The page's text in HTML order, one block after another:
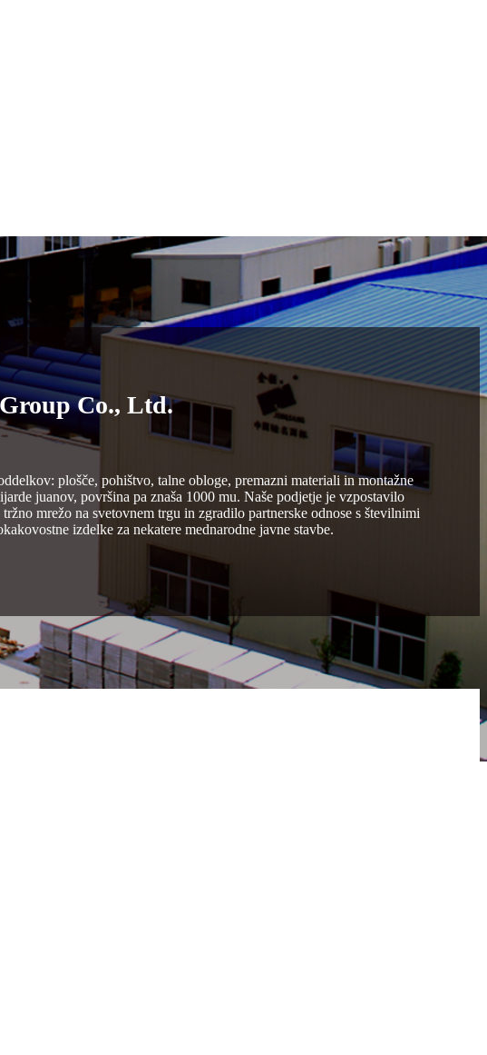
Co., Ltd.
plošče, pohištvo, talne obloge, premazni materiali in montažne
juanov, površina pa znaša 1000 mu. Naše podjetje je vzpostavilo
mrežo na svetovnem trgu in zgradilo partnerske odnose s številnimi
izdelke za nekatere mednarodne javne stavbe.